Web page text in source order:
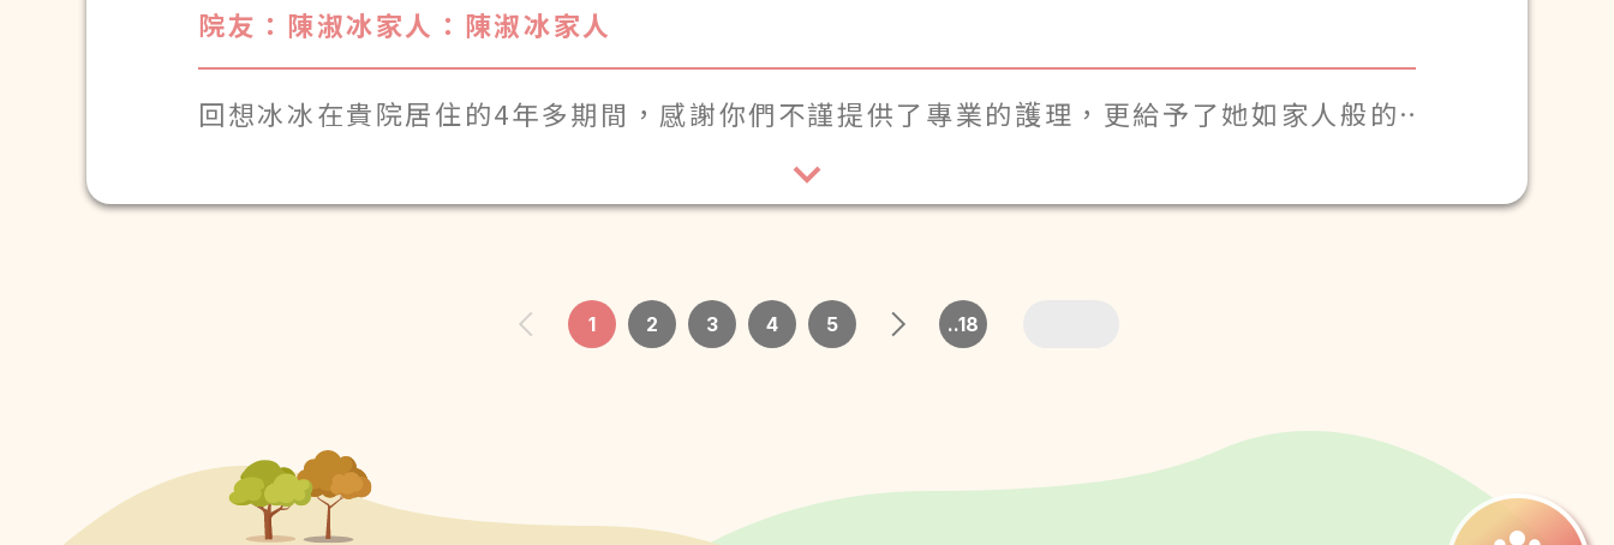
院友：陳淑冰家人：陳淑冰家人
回想冰冰在貴院居住的4年多期間，感謝你們不謹提供了專業的護理，更給予了她如家人般的
關懷......這些溫暖的舉動讓我們家屬感到非常安心。
1 2 3 4 5 ..18